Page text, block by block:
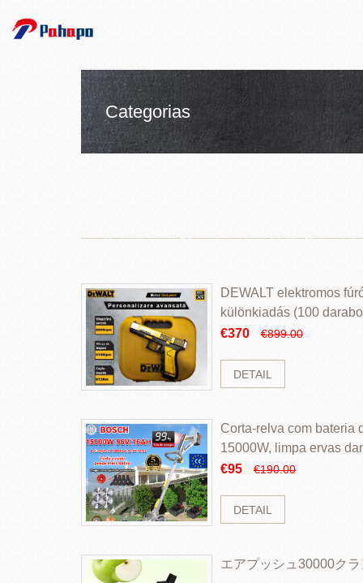
Categorias
DEWALT elektromos
különkiadás (100
€370
€899.00
DETAIL
Corta-relva com bateria
15000W, limpa ervas
rapidamente
€95 €190.00
DETAIL
エアプッシュ30000ク